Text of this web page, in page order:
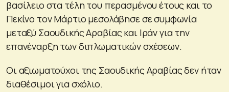
βασίλειο στα τέλη του περασμένου έτους και το
Πεκίνο τον Μάρτιο μεσολάβησε σε συμφωνία
μεταξύ Σαουδικής Αραβίας και Ιράν για την
επανέναρξη των διπλωματικών σχέσεων.
Οι αξιωματούχοι της Σαουδικής Αραβίας δεν ήταν
διαθέσιμοι για σχόλιο.